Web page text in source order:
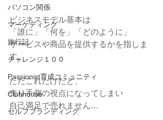
パソコン関係
マーケティング
旅行記
チャレンジ１００
Passionist育成コミュニティ
Clubhouse
セルフブランディング
ビジネスモデル基本は
「誰に」「何を」「どのように」
サービスや商品を提供するかを指しま
す。
ただこれだけだと、
売り手側の視点になってしまい
自己満足で売れません…